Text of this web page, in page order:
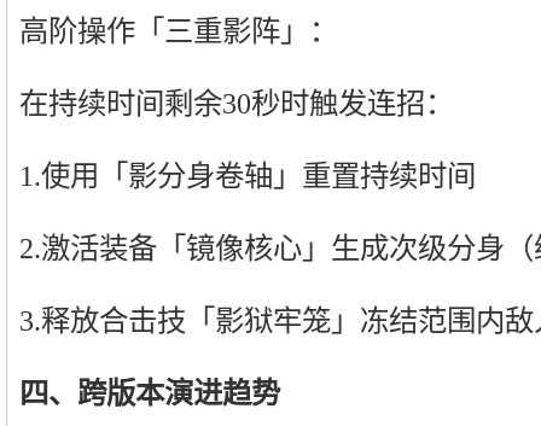
高阶操作「三重影阵」：
在持续时间剩余30秒时触发连招：
1.使用「影分身卷轴」重置持续时间
2.激活装备「镜像核心」生成次级分身
3.释放合击技「影狱牢笼」冻结范围内
四、跨版本演进趋势